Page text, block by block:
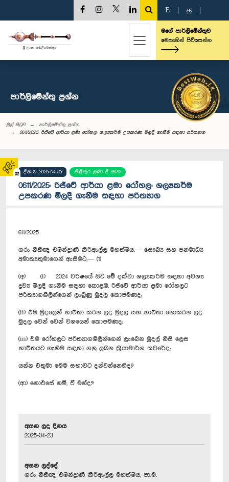
02
E த
මගේ පාර්ලිමේන්තුව
මෙතැනින් පිවිසෙන්න
පාර්ලි‌මේන්තු‌ ප්‍රශ්න
මුල් පිටුව
පාර්ලි‌මේන්තු‌ ප්‍රශ්න
0611/2025: රිජ්වේ ආර්යා ළමා රෝහල: ශල්‍යකර්ම උපකරණ මිලදී ගැනීම සඳහා පරිත්‍යාග
දිනය: 2025-04-23 පිළිතුර ලබා දී ඇත
0611/2025: රිජ්වේ ආර්යා ළමා රෝහල: ශල්‍යකර්ම
උපකරණ මිලදී ගැනීම සඳහා පරිත්‍යාග
611/2025
ගරු නීතිඥ චමින්ද්‍රාණී කිරිඇල්ල මහත්මිය,— සෞඛ්‍ය සහ ජනමාධ්‍ය
අමාත්‍යතුමාගෙන් ඇසීමට,— (1)
(අ) (i) 2024 වර්ෂයේ සිට මේ දක්වා ශල්‍යකර්ම සඳහා අවශ්‍ය
ද්‍රව්‍ය මිලදී ගැනීම සඳහා කොළඹ, රිජ්වේ ආර්යා ළමා රෝහලට
පරිත්‍යාගශීලීන්ගෙන් ලැබුණු මුදල කොපමණද;
(ii) එම මුදලෙන් භාවිතා කරන ලද මුදල සහ භාවිතා නොකරන ලද
මුදල වෙන් වෙන් වශයෙන් කොපමණද;
(iii) එම රෝහලට පරිත්‍යාගශීලීන්ගෙන් ලැබෙන මුදල් නිසි ලෙස
භාවිතයට ගැනීම සඳහා ගනු ලබන ක්‍රියාමාර්ග කවරේද;
යන්න එතුමා මෙම සභාවට දන්වන්නෙහිද?
(ආ) නොඑසේ නම්, ඒ මන්ද?
අසන ලද දිනය
2025-04-23
අසන ලද්දේ
ගරු නීතිඥ චමින්ද්‍රාණී කිරිඇල්ල මහත්මිය, පා.ම.